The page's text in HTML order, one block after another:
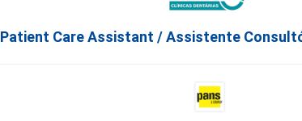
Patient Care Assistant / Assistente